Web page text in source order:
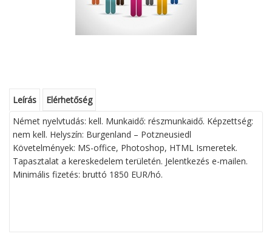
Leírás
Elérhetőség
Német nyelvtudás: kell. Munkaidő: részmunkaidő. Képzettség:
nem kell. Helyszín: Burgenland – Potzneusiedl
Követelmények: MS-office, Photoshop, HTML Ismeretek.
Tapasztalat a kereskedelem területén. Jelentkezés e-mailen.
Minimális fizetés: bruttó 1850 EUR/hó.